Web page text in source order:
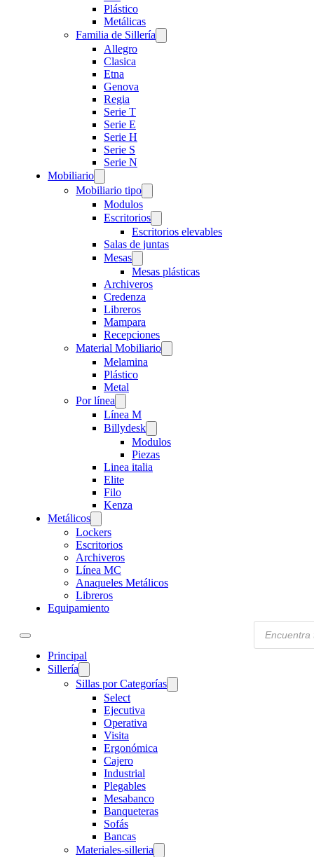
Plástico
Metálicas
Familia de Sillería
Allegro
Clasica
Etna
Genova
Regia
Serie T
Serie E
Serie H
Serie S
Serie N
Mobiliario
Mobiliario tipo
Modulos
Escritorios
Escritorios elevables
Salas de juntas
Mesas
Mesas plásticas
Archiveros
Credenza
Libreros
Mampara
Recepciones
Material Mobiliario
Melamina
Plástico
Metal
Por línea
Línea M
Billydesk
Modulos
Piezas
Linea italia
Elite
Filo
Kenza
Metálicos
Lockers
Escritorios
Archiveros
Línea MC
Anaqueles Metálicos
Libreros
Equipamiento
Principal
Sillería
Sillas por Categorías
Select
Ejecutiva
Operativa
Visita
Ergonómica
Cajero
Industrial
Plegables
Mesabanco
Banqueteras
Sofás
Bancas
Materiales-silleria
Products
search